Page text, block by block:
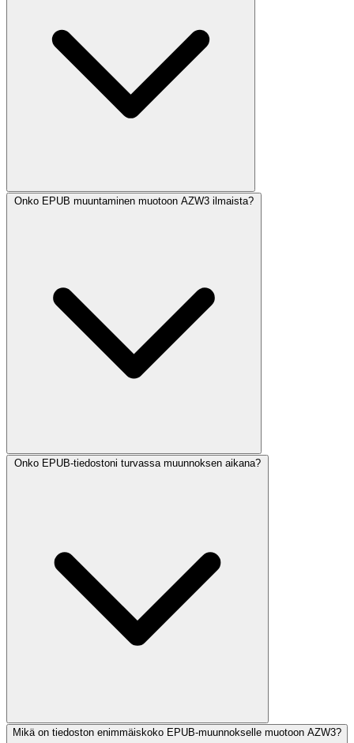
Onko EPUB muuntaminen muotoon AZW3 ilmaista?
Onko EPUB-tiedostoni turvassa muunnoksen aikana?
Mikä on tiedoston enimmäiskoko EPUB-muunnokselle muotoon AZW3?